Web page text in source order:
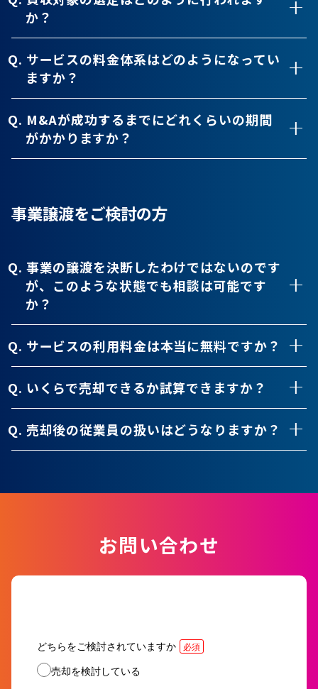
か？
Q. サービスの料金体系はどのようになってい
ますか？
Q. M&Aが成功するまでにどれくらいの期間
がかかりますか？
事業譲渡をご検討の方
Q. 事業の譲渡を決断したわけではないのです
が、このような状態でも相談は可能です
か？
Q. サービスの利用料金は本当に無料ですか？
Q. いくらで売却できるか試算できますか？
Q. 売却後の従業員の扱いはどうなりますか？
お問い合わせ